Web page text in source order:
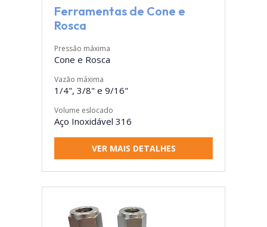
Ferramentas de Cone e
Rosca
Pressão máxima
Cone e Rosca
Vazão máxima
1/4", 3/8" e 9/16"
Volume eslocado
Aço Inoxidável 316
VER MAIS DETALHES